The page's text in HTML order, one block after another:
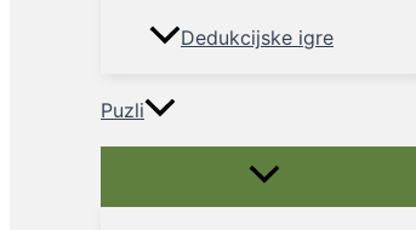
Dedukcijske igre
Puzli
Menu